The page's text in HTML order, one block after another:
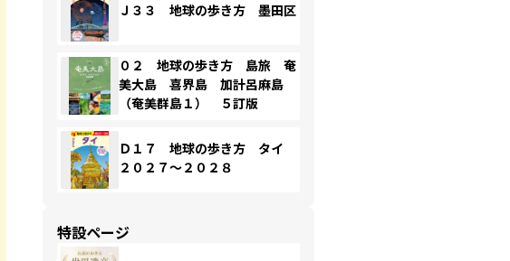
Ｊ３３ 地球の歩き方 墨田区
０２ 地球の歩き方 島旅 奄
美大島 喜界島 加計呂麻島
（奄美群島１） ５訂版
Ｄ１７ 地球の歩き方 タイ
２０２７～２０２８
特設ページ